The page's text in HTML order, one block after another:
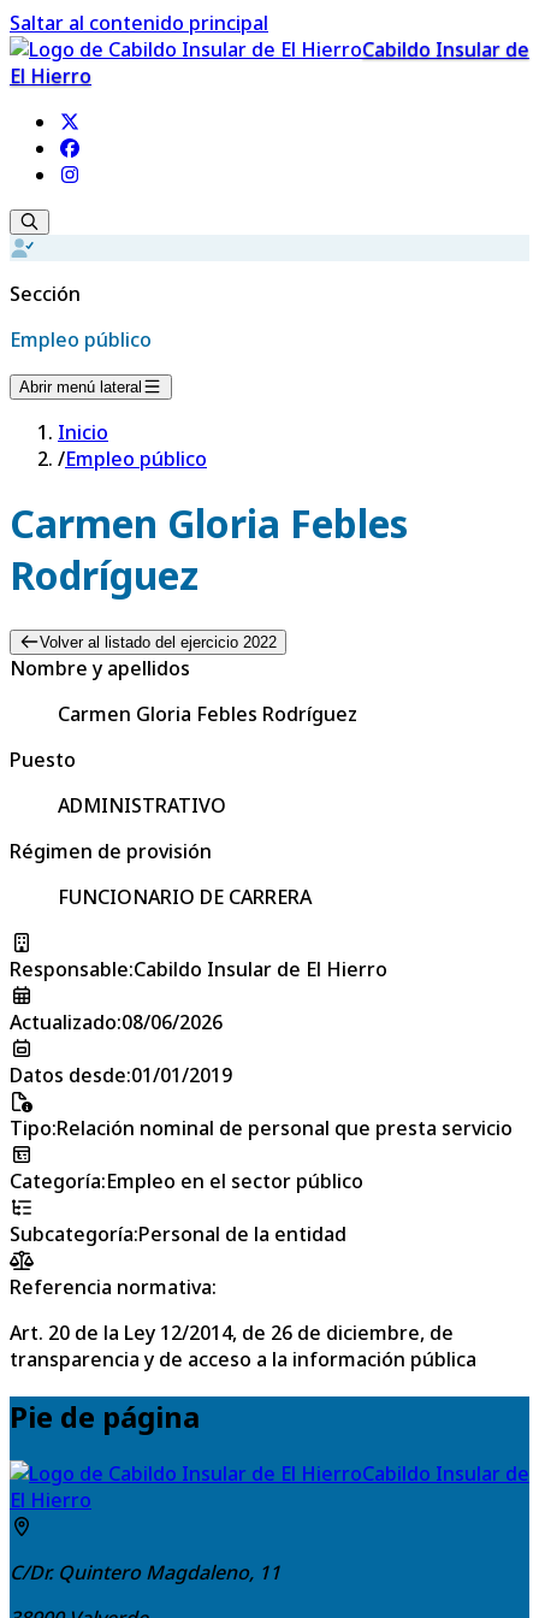
Saltar al contenido principal
Cabildo Insular de
El Hierro
Sección
Empleo público
Abrir menú lateral
Inicio
/Empleo público
Carmen Gloria Febles
Rodríguez
Volver al listado del ejercicio 2022
Nombre y apellidos
Carmen Gloria Febles Rodríguez
Puesto
ADMINISTRATIVO
Régimen de provisión
FUNCIONARIO DE CARRERA
Responsable:Cabildo Insular de El Hierro
Actualizado:08/06/2026
Datos desde:01/01/2019
Tipo:Relación nominal de personal que presta servicio
Categoría:Empleo en el sector público
Subcategoría:Personal de la entidad
Referencia normativa:
Art. 20 de la Ley 12/2014, de 26 de diciembre, de
transparencia y de acceso a la información pública
Pie de página
Cabildo Insular de
El Hierro
C/Dr. Quintero Magdaleno, 11